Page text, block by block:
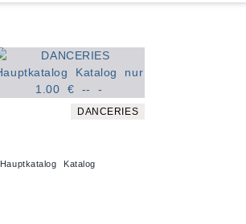
DANCERIES
Hauptkatalog Katalog